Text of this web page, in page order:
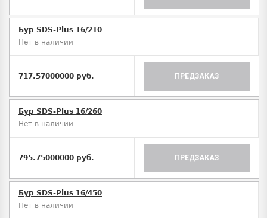
Бур SDS-Plus 16/210
Нет в наличии
717.57000000 руб. ПРЕДЗАКАЗ
Бур SDS-Plus 16/260
Нет в наличии
795.75000000 руб. ПРЕДЗАКАЗ
Бур SDS-Plus 16/450
Нет в наличии